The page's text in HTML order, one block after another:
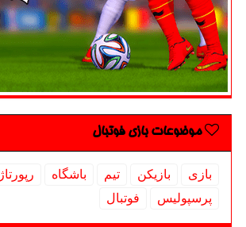
موضوعات بازی فوتبال
بازی بازیكن تیم باشگاه رپورتاژ
پرسپولیس
فوتبال